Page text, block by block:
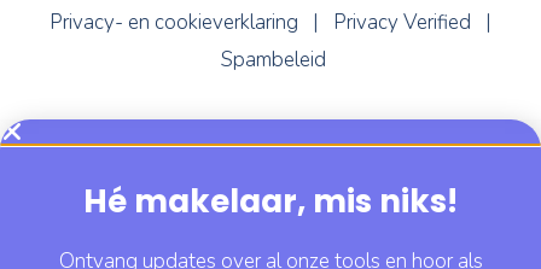
Privacy- en cookieverklaring | Privacy Verified |
Spambeleid
Nexxi
Online
Hé makelaar, mis niks!
Ontvang updates over al onze tools en hoor als